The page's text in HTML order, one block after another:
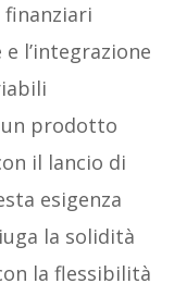
finanziari
l’integrazione
prodotto
il lancio di
esigenza
la solidità
la flessibilità